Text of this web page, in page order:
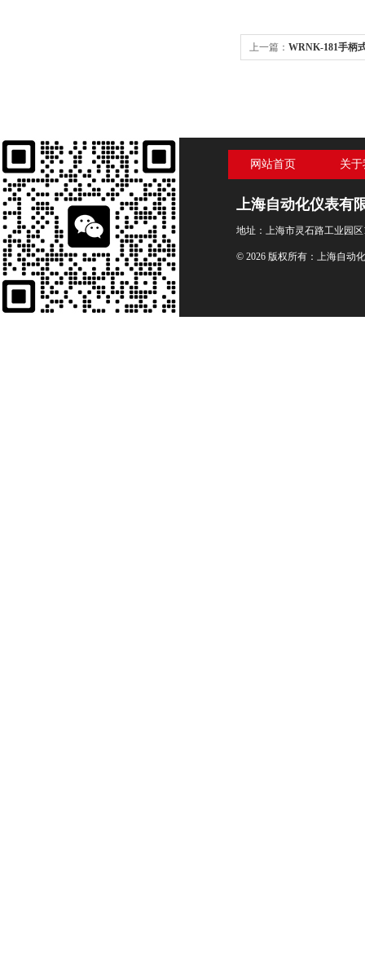
上一篇： WRNK-181手柄
网站首页 关
上海自动化仪表有
地址：上海市灵石路工业园区
© 2026 版权所有：上海自动